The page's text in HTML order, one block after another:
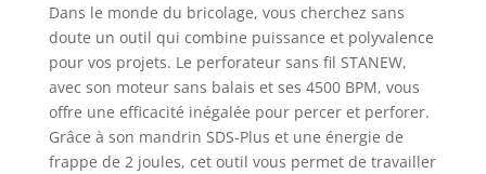
Dans le monde du bricolage, vous cherchez sans
doute un outil qui combine puissance et polyvalence
pour vos projets. Le perforateur sans fil STANEW,
avec son moteur sans balais et ses 4500 BPM, vous
offre une efficacité inégalée pour percer et perforer.
Grâce à son mandrin SDS-Plus et une énergie de
frappe de 2 joules, cet outil vous permet de travailler